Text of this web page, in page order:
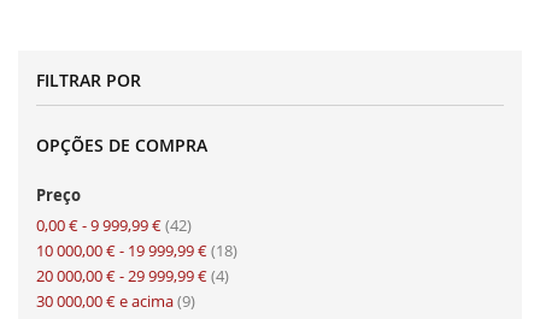
FILTRAR POR
OPÇÕES DE COMPRA
Preço
0,00 €-9 999,99 € 42artigo
10 000,00 €- 19 999,99 € 18artigo
20 000,00 €-29 999,99 € 4artigo
30 000,00 €e acima 9artigo